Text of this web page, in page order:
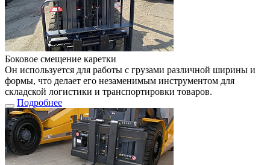
Боковое смещение каретки
Он используется для работы с грузами различной ширины и
формы, что делает его незаменимым инструментом для
складской логистики и транспортировки товаров.
Подробнее